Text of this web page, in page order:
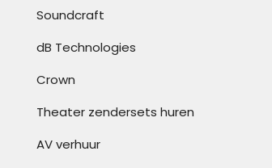
Soundcraft
dB Technologies
Crown
Theater zendersets huren
AV verhuur